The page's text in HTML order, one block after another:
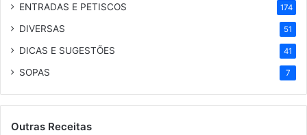
ENTRADAS E PETISCOS 174
DIVERSAS 51
DICAS E SUGESTÕES 41
SOPAS 7
Outras Receitas